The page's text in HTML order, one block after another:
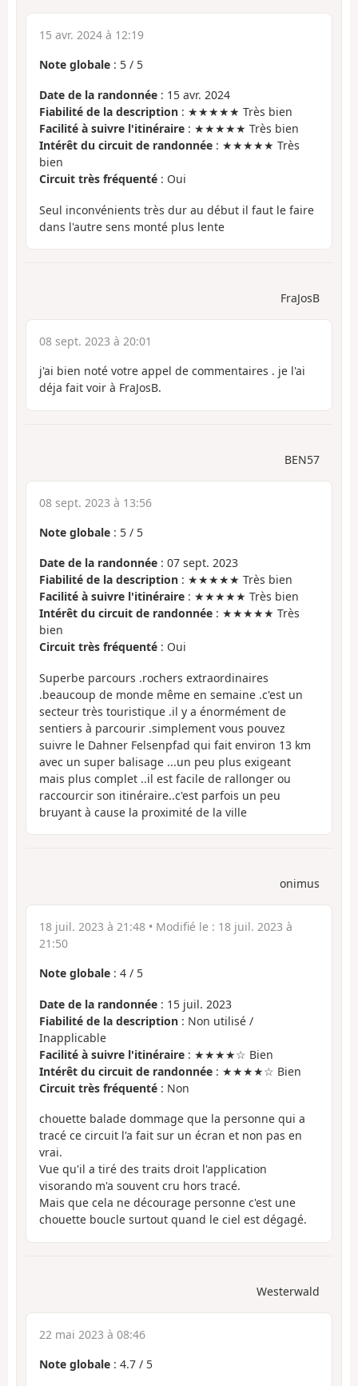
15 avr. 2024 à 12:19
Note globale : 5 / 5
Date de la randonnée : 15 avr. 2024
Fiabilité de la description : ★★★★★ Très bien
Facilité à suivre l'itinéraire : ★★★★★ Très bien
Intérêt du circuit de randonnée : ★★★★★ Très
bien
Circuit très fréquenté : Oui
Seul inconvénients très dur au début il faut le faire
dans l'autre sens monté plus lente
FraJosB
08 sept. 2023 à 20:01
j'ai bien noté votre appel de commentaires . je l'ai
déja fait voir à FraJosB.
BEN57
08 sept. 2023 à 13:56
Note globale : 5 / 5
Date de la randonnée : 07 sept. 2023
Fiabilité de la description : ★★★★★ Très bien
Facilité à suivre l'itinéraire : ★★★★★ Très bien
Intérêt du circuit de randonnée : ★★★★★ Très
bien
Circuit très fréquenté : Oui
Superbe parcours .rochers extraordinaires
.beaucoup de monde même en semaine .c'est un
secteur très touristique .il y a énormément de
sentiers à parcourir .simplement vous pouvez
suivre le Dahner Felsenpfad qui fait environ 13 km
avec un super balisage ...un peu plus exigeant
mais plus complet ..il est facile de rallonger ou
raccourcir son itinéraire..c'est parfois un peu
bruyant à cause la proximité de la ville
onimus
18 juil. 2023 à 21:48 • Modifié le : 18 juil. 2023 à
21:50
Note globale : 4 / 5
Date de la randonnée : 15 juil. 2023
Fiabilité de la description : Non utilisé /
Inapplicable
Facilité à suivre l'itinéraire : ★★★★☆ Bien
Intérêt du circuit de randonnée : ★★★★☆ Bien
Circuit très fréquenté : Non
chouette balade dommage que la personne qui a
tracé ce circuit l'a fait sur un écran et non pas en
vrai.
Vue qu'il a tiré des traits droit l'application
visorando m'a souvent cru hors tracé.
Mais que cela ne décourage personne c'est une
chouette boucle surtout quand le ciel est dégagé.
Westerwald
22 mai 2023 à 08:46
Note globale : 4.7 / 5